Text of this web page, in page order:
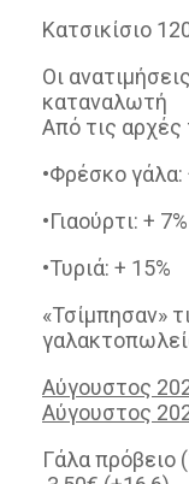
Κατσικίσιο
Οι
καταναλωτή
Από τις αρχές
•Φρέσκο γάλα:
•Γιαούρτι: + 7%
•Τυριά: + 15%
«Τσίμπησαν»
Αύγουστος
Αύγουστος
Γάλα